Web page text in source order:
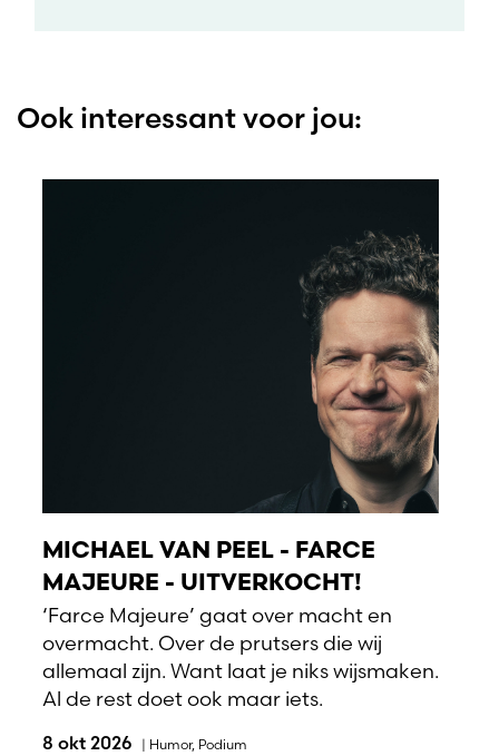
Ook interessant voor jou:
MICHAEL VAN PEEL - FARCE
MAJEURE - UITVERKOCHT!
‘Farce Majeure’ gaat over macht en
overmacht. Over de prutsers die wij
allemaal zijn. Want laat je niks wijsmaken.
Al de rest doet ook maar iets.
8 okt 2026 | Humor, Podium